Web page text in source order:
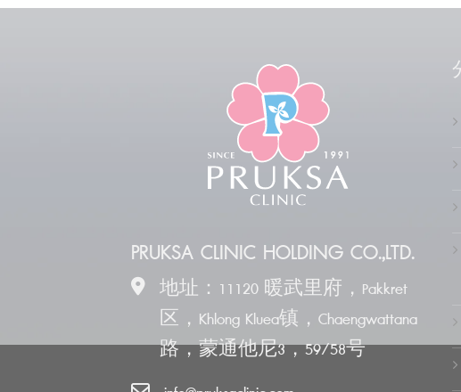
PRUKSA CLINIC HOLDING CO.,LTD.
地址：11120 暖武里府，Pakkret
区，Khlong Kluea镇，Chaengwattana
路，蒙通他尼3，59/58号